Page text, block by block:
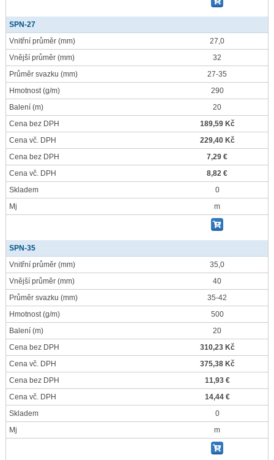
SPN-27
Vnitřní průměr (mm)
27,0
Vnější průměr (mm)
32
Průměr svazku (mm)
27-35
Hmotnost(g/m)
290
Balení (m)
20
Cena bez DPH
189,59 Kč
Cena vč. DPH
229,40 Kč
Cena bez DPH
7,29 €
Cena vč. DPH
8,82 €
Skladem
0
Mj
m
SPN-35
Vnitřní průměr (mm)
35,0
Vnější průměr (mm)
40
Průměr svazku (mm)
35-42
Hmotnost(g/m)
500
Balení (m)
20
Cena bez DPH
310,23 Kč
Cena vč. DPH
375,38 Kč
Cena bez DPH
11,93 €
Cena vč. DPH
14,44 €
Skladem
0
Mj
m